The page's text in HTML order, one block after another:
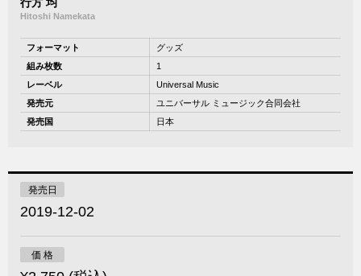
Hitoshi Namekata
フォーマット
グッズ
組み枚数
1
レーベル
Universal Music
発売元
ユニバーサル ミュージック合同会社
発売国
日本
発売日
2019-12-02
価 格